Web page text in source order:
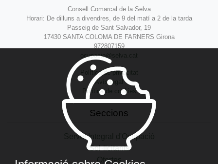
Consell Comarcal de la Selva
Horari: De dilluns a divendres, de 9 del matí a 2 de la tarda
Passeig de Sant Salvador, 19
17430 SANTA COLOMA DE FARNERS Girona
972807159
ocupacio@selva.cat
Política de privacitat
Avís legal
Política de cookies
Seccions
Servei Integral d'Ocupació
Sol·licitants
Ofertes